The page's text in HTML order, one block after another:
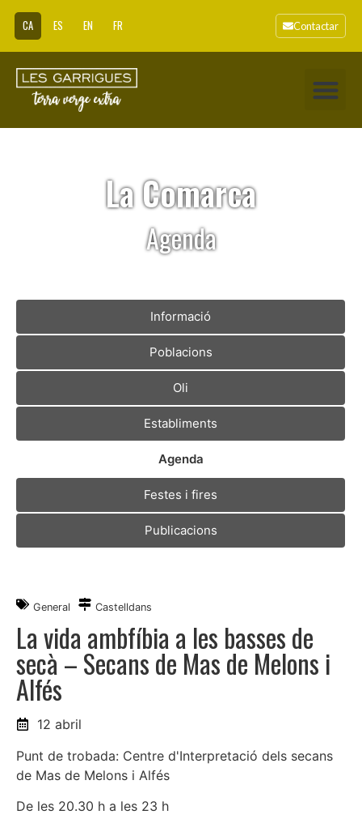
CA ES EN FR Contactar
La Comarca
Agenda
Informació
Poblacions
Oli
Establiments
Agenda
Festes i fires
Publicacions
General Castelldans
La vida ambfíbia a les basses de
secà – Secans de Mas de Melons i
Alfés
12 abril
Punt de trobada: Centre d'Interpretació dels secans
de Mas de Melons i Alfés
De les 20.30 h a les 23 h